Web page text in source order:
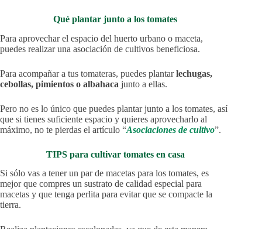
Qué plantar junto a los tomates
Para aprovechar el espacio del huerto urbano o maceta,
puedes realizar una asociación de cultivos beneficiosa.
Para acompañar a tus tomateras, puedes plantarlechugas,
cebollas, pimientos o albahaca junto a ellas.
Pero no es lo único que puedes plantar junto a los tomates, así
que si tienes suficiente espacio y quieres aprovecharlo al
máximo, no te pierdas el artículo “Asociaciones de cultivo”.
TIPS para cultivar tomates en casa
Si sólo vas a tener un par de macetas para los tomates, es
mejor que compres un sustrato de calidad especial para
macetas y que tenga perlita para evitar que se compacte la
tierra.